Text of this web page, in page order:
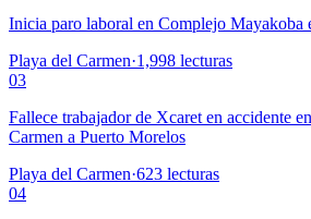
Inicia paro laboral en Complejo Mayakoba
Playa del Carmen·1,998 lecturas
03
Fallece trabajador de Xcaret en accidente
Carmen a Puerto Morelos
Playa del Carmen·623 lecturas
04